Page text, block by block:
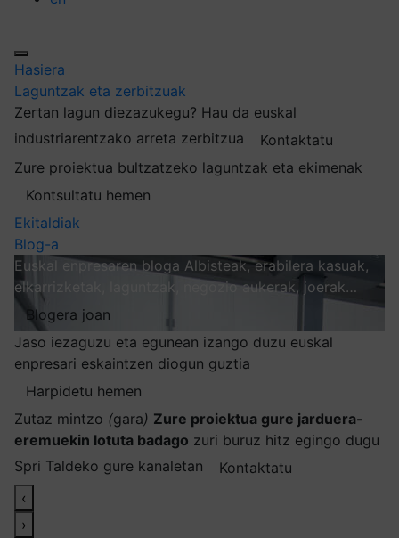
Hasiera
Laguntzak eta zerbitzuak
Zertan lagun diezazukegu? Hau da euskal
industriarentzako arreta zerbitzua
Kontaktatu
Zure proiektua bultzatzeko laguntzak eta ekimenak
Kontsultatu hemen
Ekitaldiak
Blog-a
Euskal enpresaren bloga Albisteak, erabilera kasuak,
elkarrizketak, laguntzak, negozio aukerak, joerak…
Blogera joan
Jaso iezaguzu eta egunean izango duzu euskal
enpresari eskaintzen diogun guztia
Harpidetu hemen
Zutaz mintzo (gara) Zure proiektua gure jarduera-
eremuekin lotuta badago zuri buruz hitz egingo dugu
Spri Taldeko gure kanaletan
Kontaktatu
‹
›